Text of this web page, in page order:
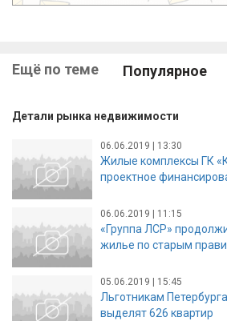
Ещё по теме Популярное
Детали рынка недвижимости
06.06.2019 | 13:30
Жилые комплексы ГК
проектное
06.06.2019 | 11:15
«Группа ЛСР»
жилье по старым
05.06.2019 | 15:45
Льготникам
выделят 626 квартир